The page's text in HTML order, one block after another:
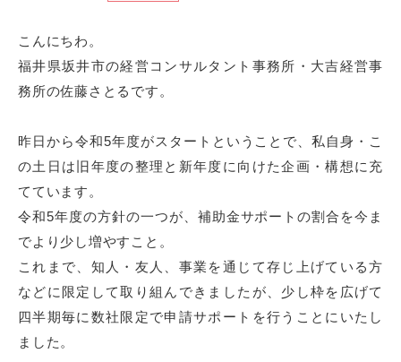
こんにちわ。
福井県坂井市の経営コンサルタント事務所・大吉経営事
務所の佐藤さとるです。
昨日から令和5年度がスタートということで、私自身・こ
の土日は旧年度の整理と新年度に向けた企画・構想に充
てています。
令和5年度の方針の一つが、補助金サポートの割合を今ま
でより少し増やすこと。
これまで、知人・友人、事業を通じて存じ上げている方
などに限定して取り組んできましたが、少し枠を広げて
四半期毎に数社限定で申請サポートを行うことにいたし
ました。